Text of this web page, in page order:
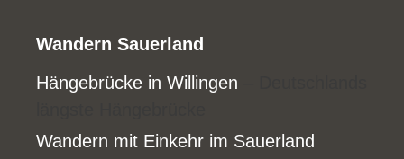
Wandern Sauerland
Hängebrücke in Willingen
Wandern mit Einkehr im Sauerland